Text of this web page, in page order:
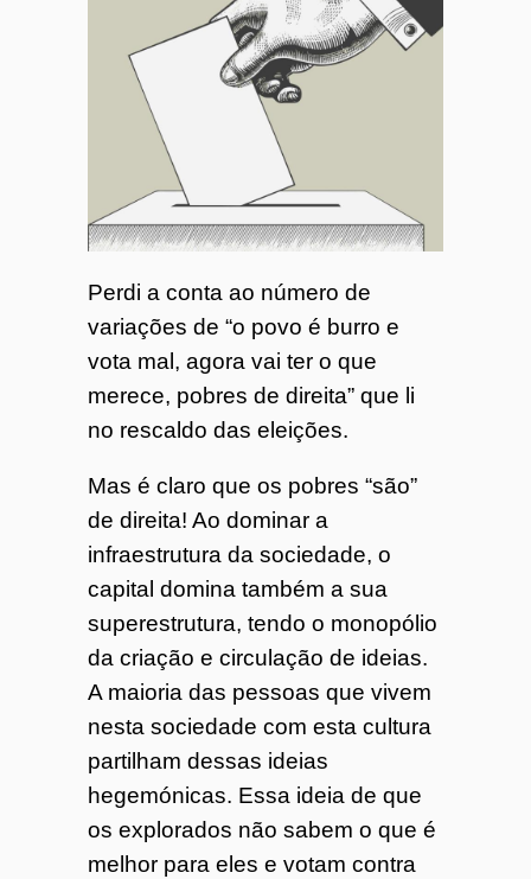
Perdi a conta ao número de
variações de “o povo é burro e
vota mal, agora vai ter o que
merece, pobres de direita” que li
no rescaldo das eleições.
Mas é claro que os pobres “são”
de direita! Ao dominar a
infraestrutura da sociedade, o
capital domina também a sua
superestrutura, tendo o monopólio
da criação e circulação de ideias.
A maioria das pessoas que vivem
nesta sociedade com esta cultura
partilham dessas ideias
hegemónicas. Essa ideia de que
os explorados não sabem o que é
melhor para eles e votam contra